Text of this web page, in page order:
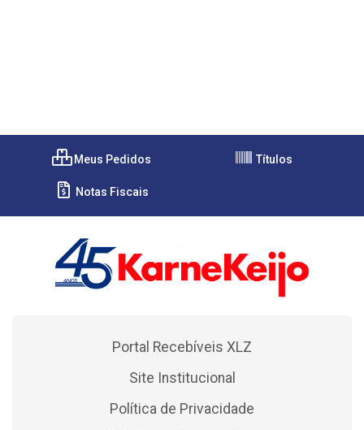
Meus Pedidos Títulos
Notas Fiscais
Portal Recebíveis XLZ
Site Institucional
Política de Privacidade